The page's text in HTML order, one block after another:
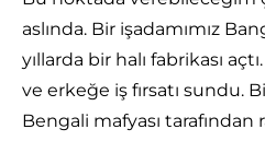
aslında. Bir işadamımız
yıllarda bir halı fabrikası
ve erkeğe iş fırsatı sundu.
Bengali mafyası tarafından